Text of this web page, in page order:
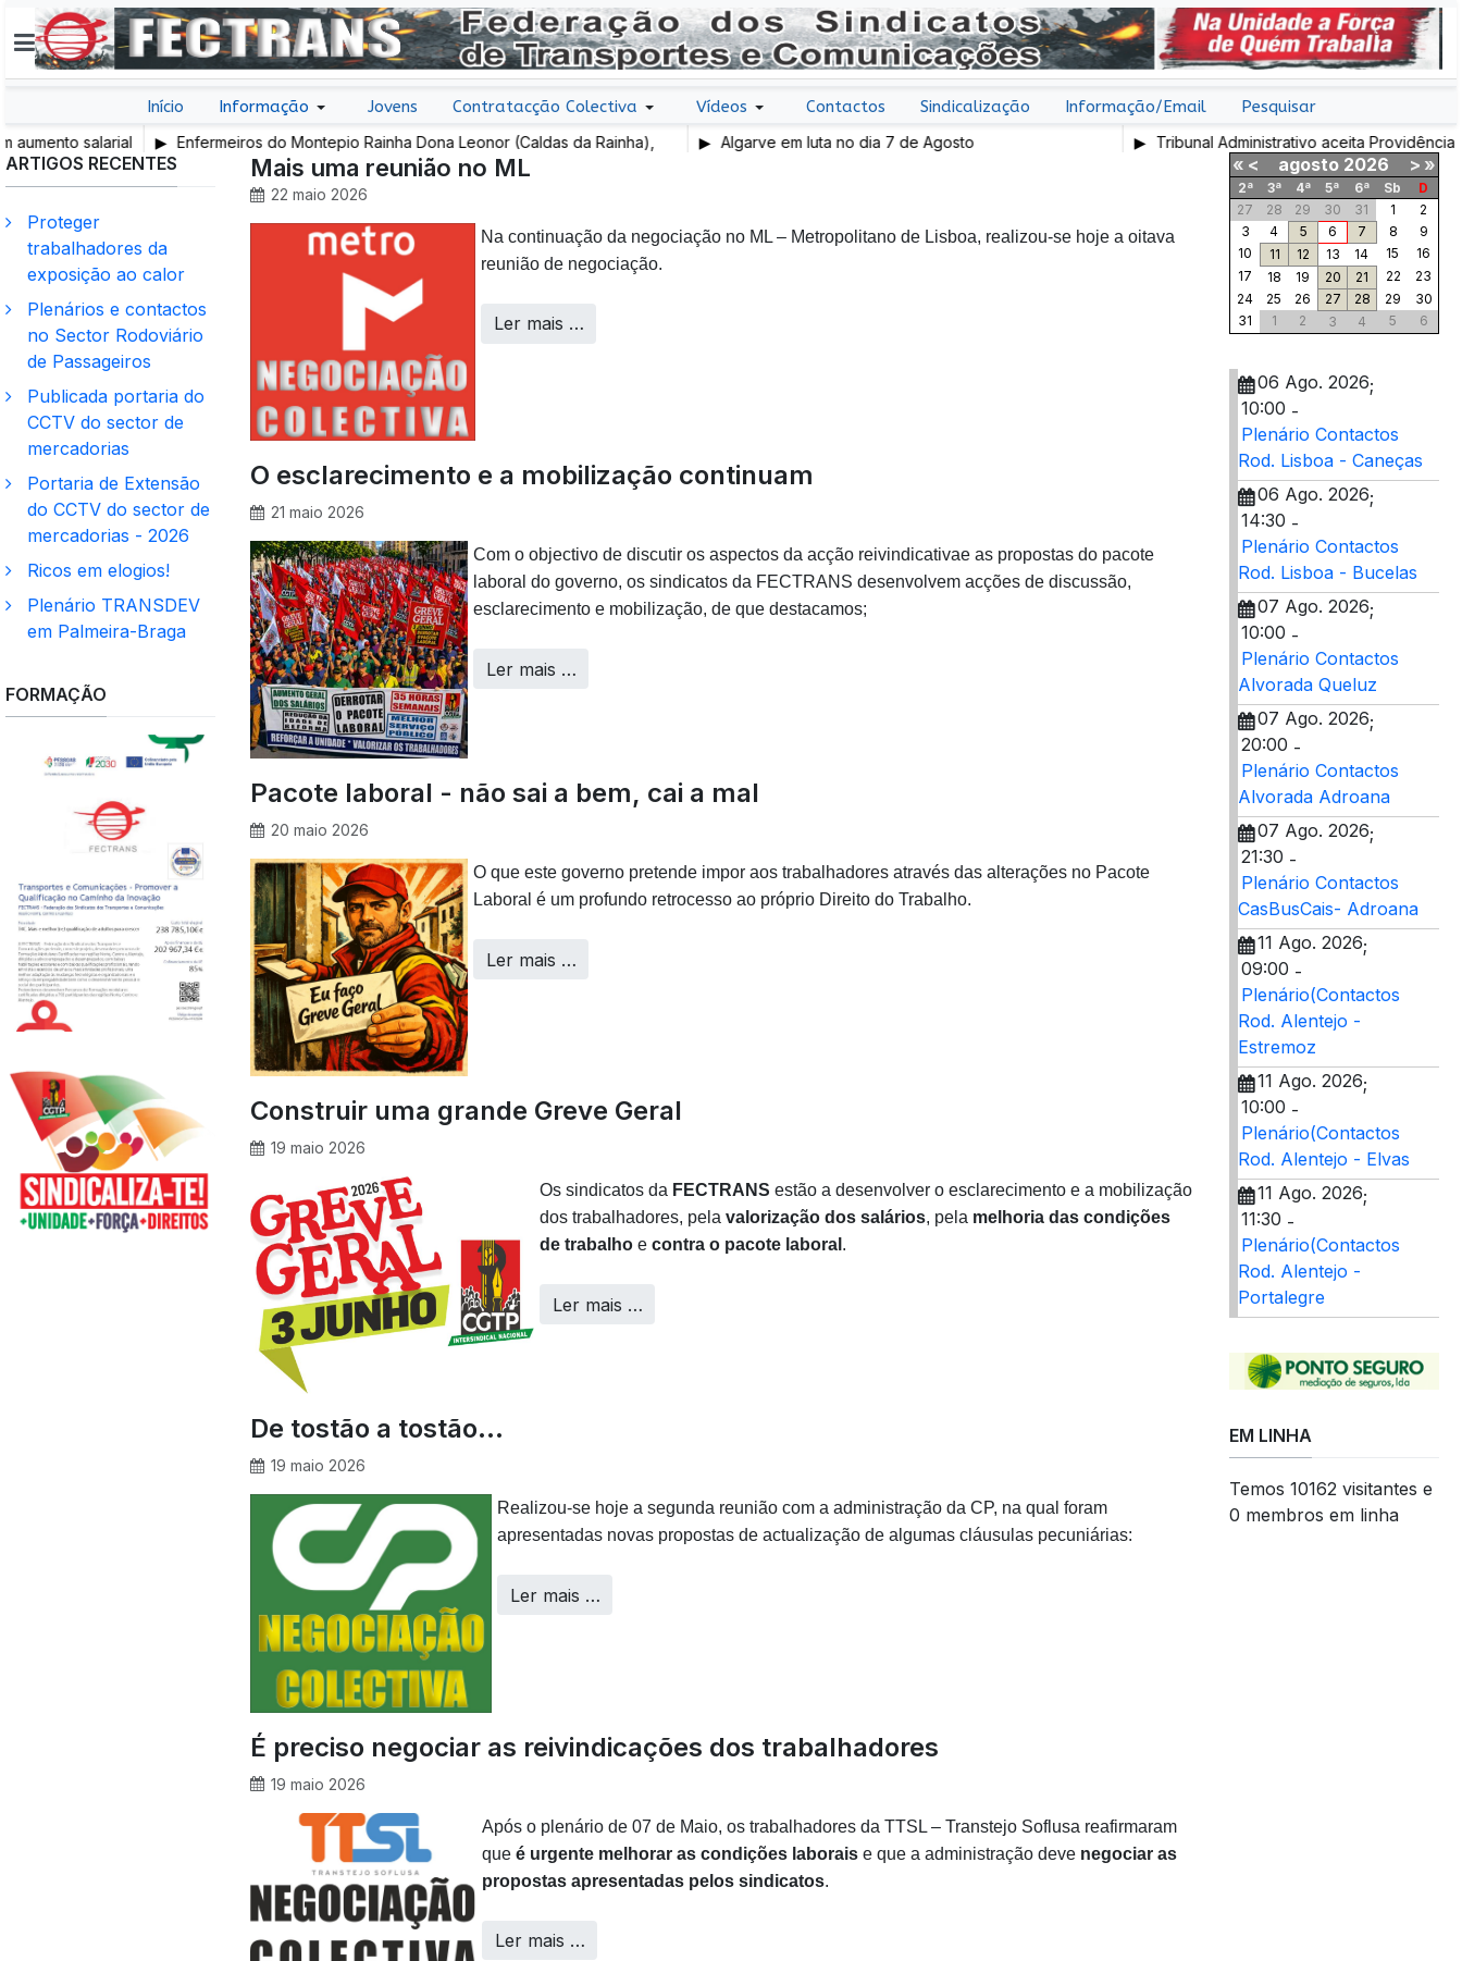
Início Informação Jovens Contratacção Colectiva Vídeos Contactos Sindicalização Informação/Email Pesquisar
salarial
Enfermeiros do Montepio Rainha Dona Leonor (Caldas da Rainha),
em Greve
Algarve em luta no dia 7 de Agosto Tribunal Administrativo aceita Providência Cautelar
Mais uma reunião no ML
22 maio 2026
Na continuação da negociação no ML – Metropolitano de Lisboa, realizou-se hoje a oitava
reunião de negociação.
Ler mais …
O esclarecimento e a mobilização continuam
21 maio 2026
Com o objectivo de discutir os aspectos da acção reivindicativae as propostas do pacote
laboral do governo, os sindicatos da FECTRANS desenvolvem acções de discussão,
esclarecimento e mobilização, de que destacamos;
Ler mais …
Pacote laboral - não sai a bem, cai a mal
20 maio 2026
O que este governo pretende impor aos trabalhadores através das alterações no Pacote
Laboral é um profundo retrocesso ao próprio Direito do Trabalho.
Ler mais …
Construir uma grande Greve Geral
19 maio 2026
Os sindicatos da FECTRANS estão a desenvolver o esclarecimento e a mobilização
dos trabalhadores, pela valorização dos salários, pela melhoria das condições
de trabalho e contra o pacote laboral .
Ler mais …
De tostão a tostão…
19 maio 2026
Realizou‑se hoje a segunda reunião com a administração da CP, na qual foram
apresentadas novas propostas de actualização de algumas cláusulas pecuniárias:
Ler mais …
É preciso negociar as reivindicações dos trabalhadores
19 maio 2026
Após o plenário de 07 de Maio, os trabalhadores da TTSL – Transtejo Soflusa reafirmaram
que é urgente melhorar as condições laborais e que a administração deve negociar as
propostas apresentadas pelos sindicatos.
Ler mais …
ARTIGOS RECENTES
Proteger
trabalhadores da
exposição ao calor
Plenários e contactos
no Sector Rodoviário
de Passageiros
Publicada portaria do
CCTV do sector de
mercadorias
Portaria de Extensão
do CCTV do sector de
mercadorias - 2026
Ricos em elogios!
Plenário TRANSDEV
em Palmeira-Braga
FORMAÇÃO
« < agosto 2026 > »
2ª 3ª 4ª 5ª 6ª Sb
D
27
28 29 30 31 1
2
3
4 5 6 7 8
9
10
11 12 13 14 15
16
17
18 19 20 21 22
23
24
25 26 27 28 29
30
31
1 2 3 4 5 6
06 Ago. 2026;
10:00 -
Plenário Contactos
Rod. Lisboa - Caneças
06 Ago. 2026;
14:30 -
Plenário Contactos
Rod. Lisboa - Bucelas
07 Ago. 2026;
10:00 -
Plenário Contactos
Alvorada Queluz
07 Ago. 2026;
20:00 -
Plenário Contactos
Alvorada Adroana
07 Ago. 2026;
21:30 -
Plenário Contactos
CasBusCais- Adroana
11 Ago. 2026;
09:00 -
Plenário(Contactos
Rod. Alentejo -
Estremoz
11 Ago. 2026;
10:00 -
Plenário(Contactos
Rod. Alentejo - Elvas
11 Ago. 2026;
11:30 -
Plenário(Contactos
Rod. Alentejo -
Portalegre
EM LINHA
Temos 10162 visitantes e
0 membros em linha